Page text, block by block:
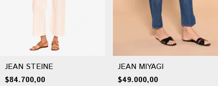
JEAN STEINE
$84.700,00
JEAN MIYAGI
$49.000,00